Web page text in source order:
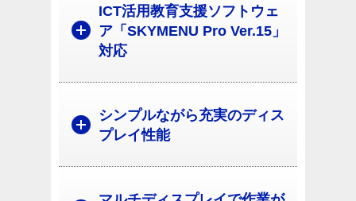
ICT活用教育支援ソフトウェ
ア「SKYMENU Pro Ver.15」
対応
シンプルながら充実のディス
プレイ性能